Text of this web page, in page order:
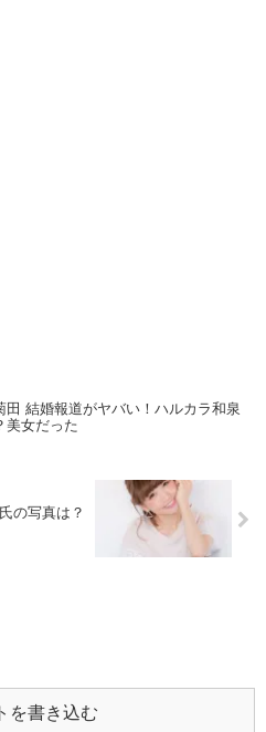
田 結婚報道がヤバい！ハルカラ和泉
美女だった
の写真は？
を書き込む